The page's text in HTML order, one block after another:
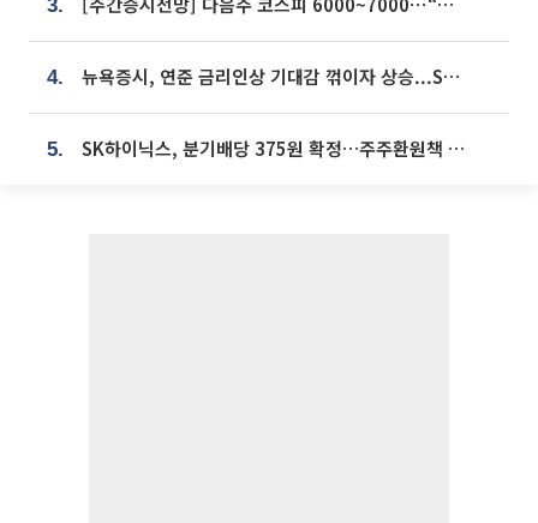
3.
4. 뉴욕증시, 연준 금리인상 기대감 꺾이자 상승...S&P500 사상 최고치 [종합]
5. SK하이닉스, 분기배당 375원 확정…주주환원책 9월로 앞당겨 발표